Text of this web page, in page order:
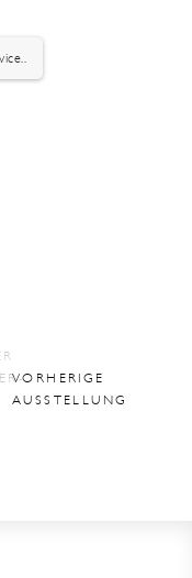
VORHERIGE
AUSSTELLUNG